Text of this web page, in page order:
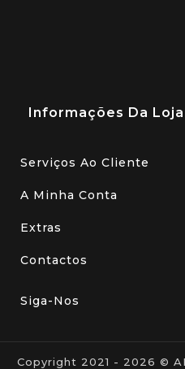
Informações Da Loja
Serviços Ao Cliente
A Minha Conta
Extras
Contactos
Siga-Nos
Copyright 2021 - 2026 ©